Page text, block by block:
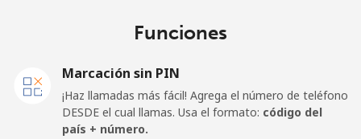
⁦$5⁩
Vietnam
Línea fija ⁦10.5¢⁩
47 min por
-
Funciones
Marcación sin PIN
¡Haz llamadas más fácil! Agrega el número de teléfono
DESDE el cual llamas. Usa el formato: código del
país + número.